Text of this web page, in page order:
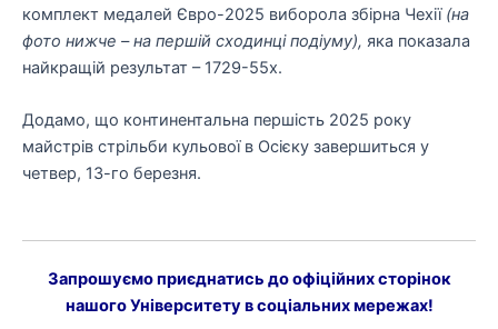
комплект медалей Євро-2025 виборола збірна Чехії (на
фото нижче – на першій сходинці подіуму), яка показала
найкращій результат – 1729-55х.
Додамо, що континентальна першість 2025 року
майстрів стрільби кульової в Осієку завершиться у
четвер, 13-го березня.
Запрошуємо приєднатись до офіційних сторінок
нашого Університету в соціальних мережах!